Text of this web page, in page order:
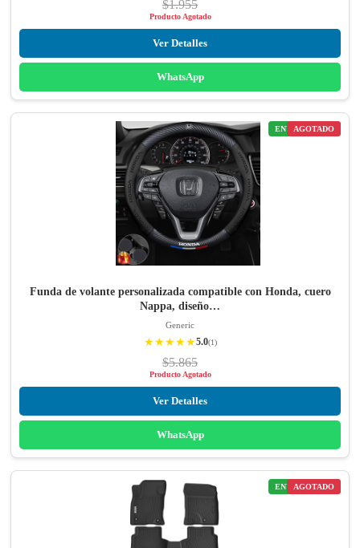
$1.955
Producto Agotado
Ver Detalles
WhatsApp
ENVÍO GRATIS
AGOTADO
Funda de volante personalizada compatible con Honda, cuero
Nappa, diseño…
Generic
★★★★★5.0(1)
$5.865
Producto Agotado
Ver Detalles
WhatsApp
ENVÍO GRATIS
AGOTADO